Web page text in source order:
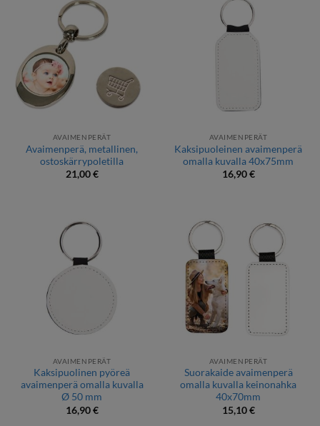
AVAIMENPERÄT
Avaimenperä, metallinen,
ostoskärrypoletilla
21,00€
AVAIMENPERÄT
Kaksipuoleinen avaimenperä
omalla kuvalla 40x75mm
16,90€
AVAIMENPERÄT
Kaksipuolinen pyöreä
avaimenperä omalla kuvalla
Ø 50 mm
16,90€
AVAIMENPERÄT
Suorakaide avaimenperä
omalla kuvalla keinonahka
40x70mm
15,10€